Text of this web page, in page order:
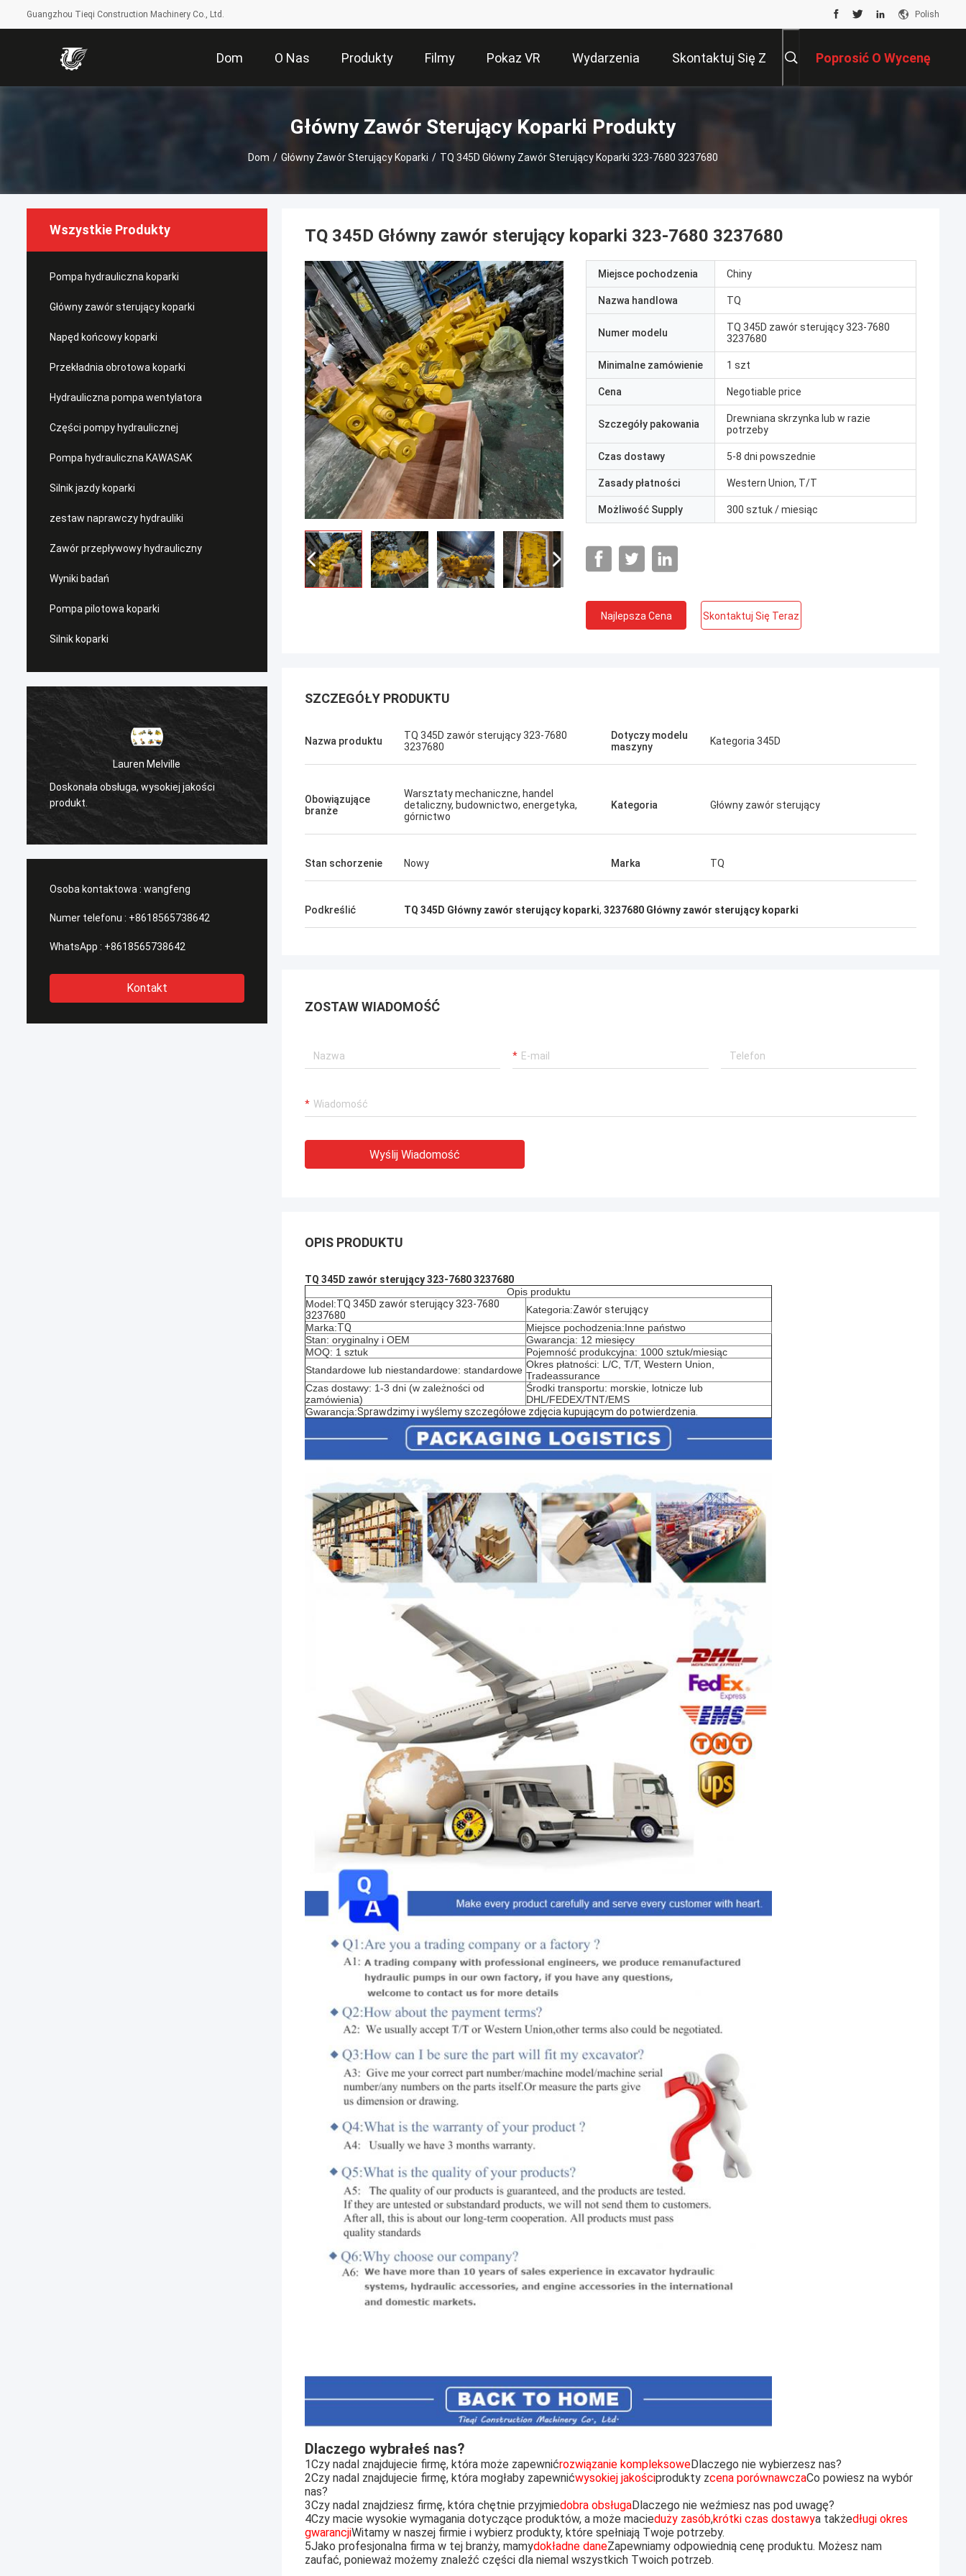
Guangzhou Tieqi Construction Machinery Co., Ltd. Polish
Dom O Nas Produkty Filmy Pokaz VR Wydarzenia Skontaktuj Się Z Poprosić O Wycenę
Główny Zawór Sterujący Koparki Produkty
Dom / Główny Zawór Sterujący Koparki / TQ 345D Główny Zawór Sterujący Koparki 323-7680 3237680
Wszystkie Produkty
Pompa hydrauliczna koparki
Główny zawór sterujący koparki
Napęd końcowy koparki
Przekładnia obrotowa koparki
Hydrauliczna pompa wentylatora
Części pompy hydraulicznej
Pompa hydrauliczna KAWASAK
Silnik jazdy koparki
zestaw naprawczy hydrauliki
Zawór przepływowy hydrauliczny
Wyniki badań
Pompa pilotowa koparki
Silnik koparki
Sanёк Нижегородский
/Serwis zarządzający, szybki ruch.
Przyjemne zakupy
Jose
przyjaźni. Doskonała obsługa i przyjazne
porady, szybka dostawa. Bardzo dobra
potrzebował.
Osoba kontaktowa : wangfeng
Numer telefonu : +8618565738642
WhatsApp : +8618565738642
Kontakt
TQ 345D Główny zawór sterujący koparki 323-7680 3237680
Miejsce pochodzenia Chiny
Nazwa handlowa TQ
Numer modelu
TQ 345D zawór sterujący 323-7680
3237680
Minimalne zamówienie 1 szt
Cena Negotiable price
Szczegóły pakowania
Drewniana skrzynka lub w razie
potrzeby
Czas dostawy 5-8 dni powszednie
Zasady płatności Western Union, T/T
Możliwość Supply 300 sztuk / miesiąc
Najlepsza Cena Skontaktuj Się Teraz
SZCZEGÓŁY PRODUKTU
Nazwa produktu
TQ 345D zawór sterujący 323-7680
3237680
Dotyczy modelu
maszyny
Kategoria 345D
Obowiązujące
branże
Warsztaty mechaniczne, handel
detaliczny, budownictwo, energetyka,
górnictwo
Kategoria Główny zawór sterujący
Stan schorzenie Nowy Marka TQ
Podkreślić TQ 345D Główny zawór sterujący koparki, 3237680 Główny zawór sterujący koparki
ZOSTAW WIADOMOŚĆ
Wyślij Wiadomość
OPIS PRODUKTU
TQ 345D zawór sterujący 323-7680 3237680
Opis produktu
Model:TQ 345D zawór sterujący 323-7680
3237680
Kategoria:Zawór sterujący
Marka:TQ
Miejsce pochodzenia:Inne państwo
Stan: oryginalny i OEM
Gwarancja: 12 miesięcy
MOQ: 1 sztuk
Pojemność produkcyjna: 1000 sztuk/miesiąc
Standardowe lub niestandardowe: standardowe Okres płatności: L/C, T/T, Western Union,
Tradeassurance
Czas dostawy: 1-3 dni (w zależności od
zamówienia)
Środki transportu: morskie, lotnicze lub
DHL/FEDEX/TNT/EMS
Gwarancja:Sprawdzimy i wyślemy szczegółowe zdjęcia kupującym do potwierdzenia.
Dlaczego wybrałeś nas?
1Czy nadal znajdujecie firmę, która może zapewnićrozwiązanie kompleksoweDlaczego nie wybierzesz nas?
2Czy nadal znajdujecie firmę, która mogłaby zapewnićwysokiej jakościprodukty zcena porównawczaCo powiesz na wybór
nas?
3Czy nadal znajdziesz firmę, która chętnie przyjmiedobra obsługaDlaczego nie weźmiesz nas pod uwagę?
4Czy macie wysokie wymagania dotyczące produktów, a może macieduży zasób,krótki czas dostawya takżedługi okres
gwarancjiWitamy w naszej firmie i wybierz produkty, które spełniają Twoje potrzeby.
5Jako profesjonalna firma w tej branży, mamydokładne daneZapewniamy odpowiednią cenę produktu. Możesz nam
zaufać, ponieważ możemy znaleźć części dla niemal wszystkich Twoich potrzeb.